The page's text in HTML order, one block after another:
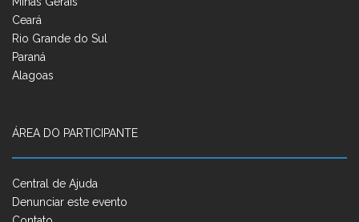
Ceará
Rio Grande do Sul
Paraná
Alagoas
ÁREA DO PARTICIPANTE
Central de Ajuda
Denunciar este evento